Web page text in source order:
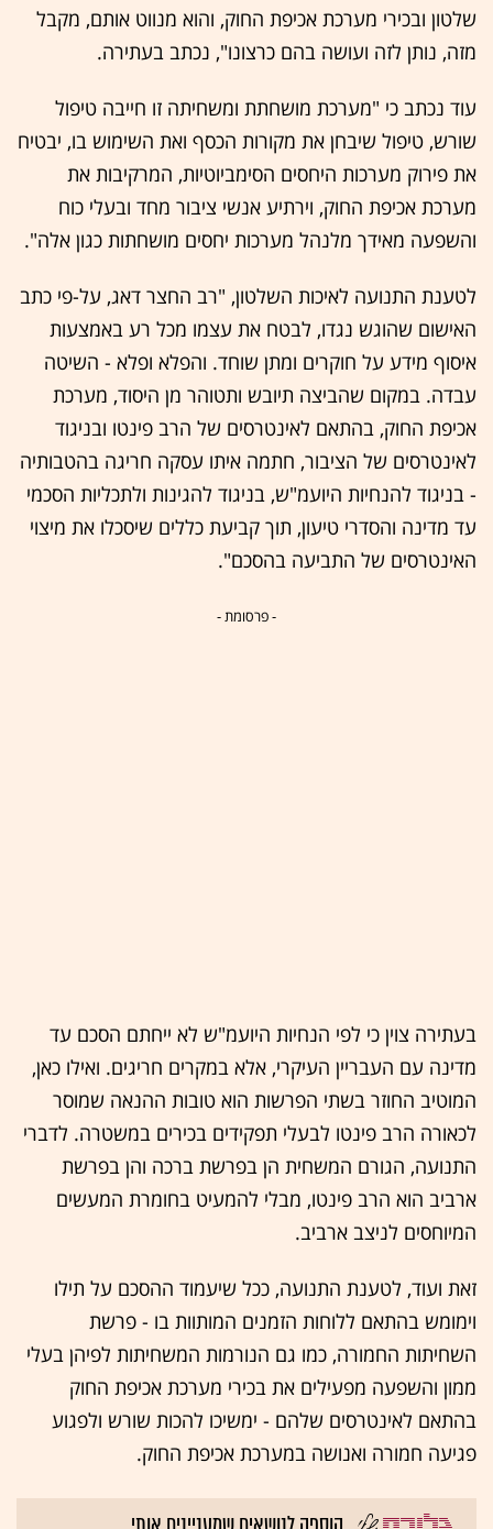
שלטון ובכירי מערכת אכיפת החוק, והוא מנווט אותם, מקבל
מזה, נותן לזה ועושה בהם כרצונו", נכתב בעתירה.
עוד נכתב כי "מערכת מושחתת ומשחיתה זו חייבה טיפול
שורש, טיפול שיבחן את מקורות הכסף ואת השימוש בו, יבטיח
את פירוק מערכות היחסים הסימביוטיות, המרקיבות את
מערכת אכיפת החוק, וירתיע אנשי ציבור מחד ובעלי כוח
והשפעה מאידך מלנהל מערכות יחסים מושחתות כגון אלה".
לטענת התנועה לאיכות השלטון, "רב החצר דאג, על-פי כתב
האישום שהוגש נגדו, לבטח את עצמו מכל רע באמצעות
איסוף מידע על חוקרים ומתן שוחד. והפלא ופלא - השיטה
עבדה. במקום שהביצה תיובש ותטוהר מן היסוד, מערכת
אכיפת החוק, בהתאם לאינטרסים של הרב פינטו ובניגוד
לאינטרסים של הציבור, חתמה איתו עסקה חריגה בהטבותיה
- בניגוד להנחיות היועמ"ש, בניגוד להגינות ולתכליות הסכמי
עד מדינה והסדרי טיעון, תוך קביעת כללים שיסכלו את מיצוי
האינטרסים של התביעה בהסכם".
- פרסומת -
בעתירה צוין כי לפי הנחיות היועמ"ש לא ייחתם הסכם עד
מדינה עם העבריין העיקרי, אלא במקרים חריגים. ואילו כאן,
המוטיב החוזר בשתי הפרשות הוא טובות ההנאה שמוסר
לכאורה הרב פינטו לבעלי תפקידים בכירים במשטרה. לדברי
התנועה, הגורם המשחית הן בפרשת ברכה והן בפרשת
ארביב הוא הרב פינטו, מבלי להמעיט בחומרת המעשים
המיוחסים לניצב ארביב.
זאת ועוד, לטענת התנועה, ככל שיעמוד ההסכם על תילו
וימומש בהתאם ללוחות הזמנים המותוות בו - פרשת
השחיתות החמורה, כמו גם הנורמות המשחיתות לפיהן בעלי
ממון והשפעה מפעילים את בכירי מערכת אכיפת החוק
בהתאם לאינטרסים שלהם - ימשיכו להכות שורש ולפגוע
פגיעה חמורה ואנושה במערכת אכיפת החוק.